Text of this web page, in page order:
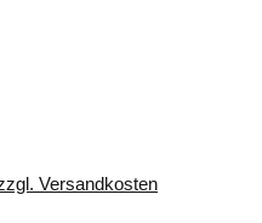
Versandkosten